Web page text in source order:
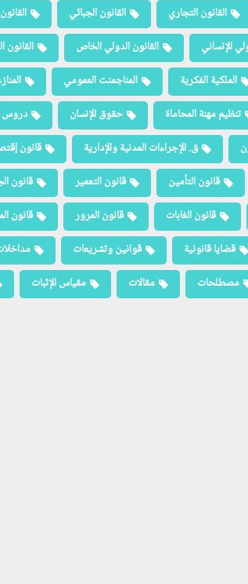
القانون التجاري القانون الجبائي
الإنساني القانون الدولي الخاص القانون
الملكية الفكرية المناجمنت العمومي
تنظيم مهنة المحاماة حقوق الإنسان دروس
ق. الإجراءات المدنية والإدارية قانون
قانون التأمين قانون التعمير قانون
قانون الغابات قانون المرور قانون
قضايا قانونية قوانين وتشريعات
مصطلحات مقالات مقياس الإثبات